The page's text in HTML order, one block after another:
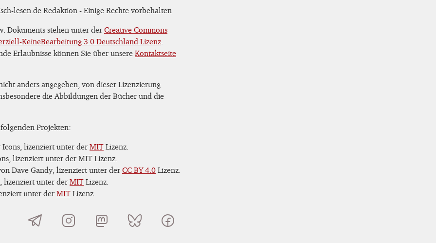
lesen.de Redaktion - Einige Rechte vorbehalten
Dokuments stehen unter der Creative Commons
KeineBearbeitung 3.0 Deutschland Lizenz.
Erlaubnisse können Sie über unsere Kontaktseite
anders angegeben, von dieser Lizenzierung
die Abbildungen der Bücher und die
Projekten:
Icons, lizenziert unter der MIT Lizenz.
lizenziert unter der MIT Lizenz.
Dave Gandy, lizenziert unter der CC BY 4.0 Lizenz.
lizenziert unter derMIT Lizenz.
unter der MIT Lizenz.